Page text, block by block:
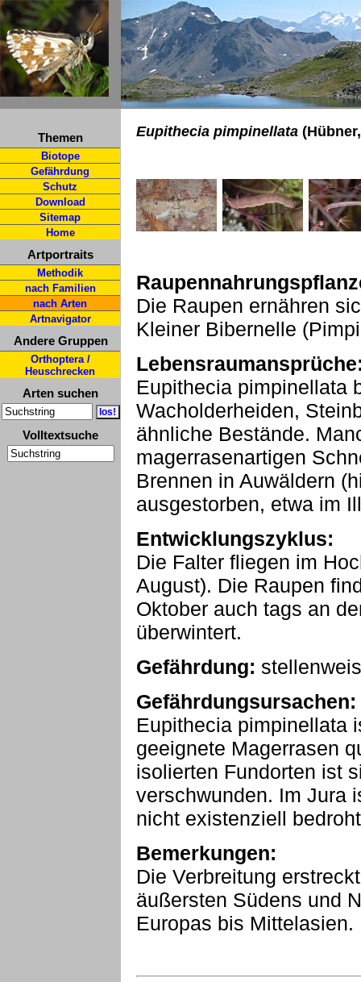
Themen
Biotope
Gefährdung
Schutz
Download
Sitemap
Home
Artportraits
Methodik
nach Familien
nach Arten
Artnavigator
Andere Gruppen
Orthoptera /
Heuschrecken
Arten suchen
Volltextsuche
Eupithecia pimpinellata
Die Raupen ernähren
Kleiner Bibernelle
Eupithecia pimpinellata
Wacholderheiden,
ähnliche Bestände.
magerrasenartigen
Brennen in Auwäldern
ausgestorben, etwa im
Entwicklungszyklus:
Die Falter fliegen im
August). Die Raupen
Oktober auch tags an
überwintert.
Gefährdung:
Gefährdungsursachen:
Eupithecia pimpinellata
geeignete Magerrasen
isolierten Fundorten ist
verschwunden. Im Jura
nicht existenziell
Bemerkungen:
Die Verbreitung
äußersten Südens und
Europas bis Mittelasien.